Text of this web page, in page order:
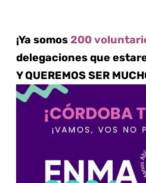
¡Ya somos200
delegaciones que
Y QUEREMOS SER